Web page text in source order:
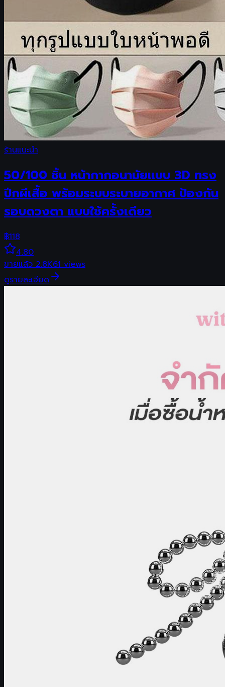
ร้านแนะนำ
50/100 ชิ้น หน้ากากอนามัยแบบ 3D ทรง
ปีกผีเสื้อ พร้อมระบบระบายอากาศ ป้องกัน
รอบดวงตา แบบใช้ครั้งเดียว
฿118
4.80
ขายแล้ว2.8K61views
ดูรายละเอียด